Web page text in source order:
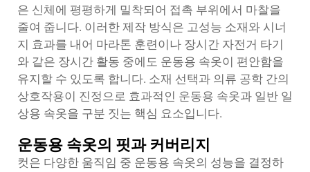
은 신체에 평평하게 밀착되어 접촉 부위에서 마찰을
줄여 줍니다. 이러한 제작 방식은 고성능 소재와 시너
지 효과를 내어 마라톤 훈련이나 장시간 자전거 타기
와 같은 장시간 활동 중에도 운동용 속옷이 편안함을
유지할 수 있도록 합니다. 소재 선택과 의류 공학 간의
상호작용이 진정으로 효과적인 운동용 속옷과 일반 일
상용 속옷을 구분 짓는 핵심 요소입니다.
운동용 속옷의 핏과 커버리지
컷은 다양한 움직임 중 운동용 속옷의 성능을 결정하